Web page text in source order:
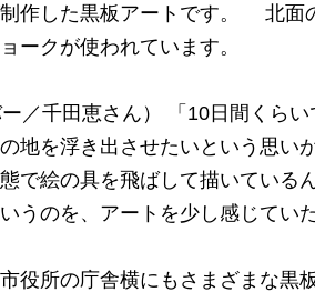
作した黒板アートです。 北面
ークが使われています。
ー／千田恵さん） 「10日間くら
地を浮き出させたいという思い
で絵の具を飛ばして描いている
うのを、アートを少し感じてい
役所の庁舎横にもさまざまな黒